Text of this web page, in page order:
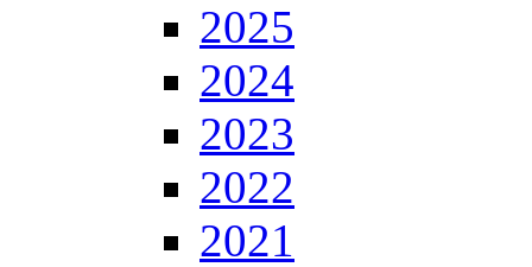
2025
2024
2023
2022
2021